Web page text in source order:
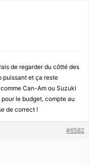
de regarder du côtté des
puissant et ça reste
Can-Am ou Suzuki
le budget, compte au
de correct !
#6582